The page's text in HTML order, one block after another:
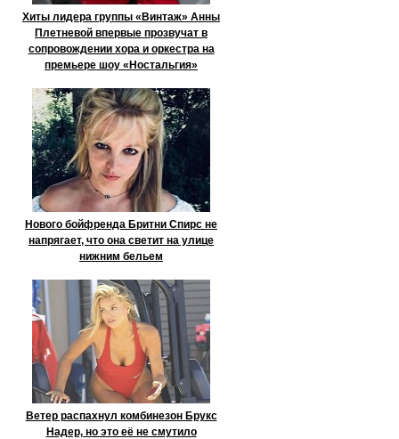
Хиты лидера группы «Винтаж» Анны
Плетневой впервые прозвучат в
сопровождении хора и оркестра на
премьере шоу «Ностальгия»
Нового бойфренда Бритни Спирс не
напрягает, что она светит на улице
нижним бельем
Ветер распахнул комбинезон Брукс
Надер, но это её не смутило